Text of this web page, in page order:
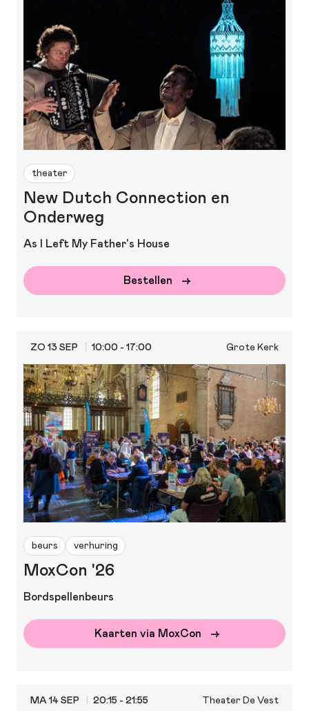
theater
New Dutch Connection en
Onderweg
As I Left My Father's House
Bestellen
ZO 13 SEP 10:00 - 17:00 Grote Kerk
beurs verhuring
MoxCon '26
Bordspellenbeurs
Kaarten via MoxCon
MA 14 SEP 20:15 - 21:55 Theater De Vest